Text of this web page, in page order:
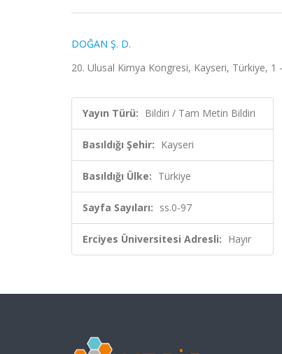
DOĞAN Ş. D.
20. Ulusal Kimya Kongresi, Kayseri, Türkiye,
Yayın Türü: Bildiri / Tam Metin Bildiri
Basıldığı Şehir: Kayseri
Basıldığı Ülke: Türkiye
Sayfa Sayıları: ss.0-97
Erciyes Üniversitesi Adresli: Hayır